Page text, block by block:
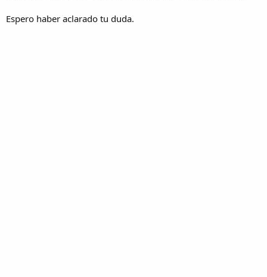
Espero haber aclarado tu duda.